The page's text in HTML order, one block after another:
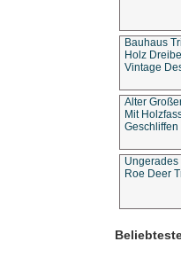
Bauhaus
Holz
Vintage
Alter
Mit
Roe Deer